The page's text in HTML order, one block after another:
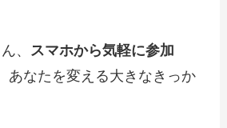
、 スマホから気軽に参加
あなたを変える大きなきっか